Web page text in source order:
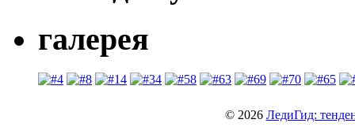
галерея
© 2026 ЛедиГид: